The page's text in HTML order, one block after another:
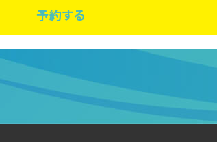
予約する